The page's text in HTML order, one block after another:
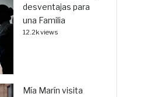
desventajas para
una Familia
12.2k views
Mía Marín visita